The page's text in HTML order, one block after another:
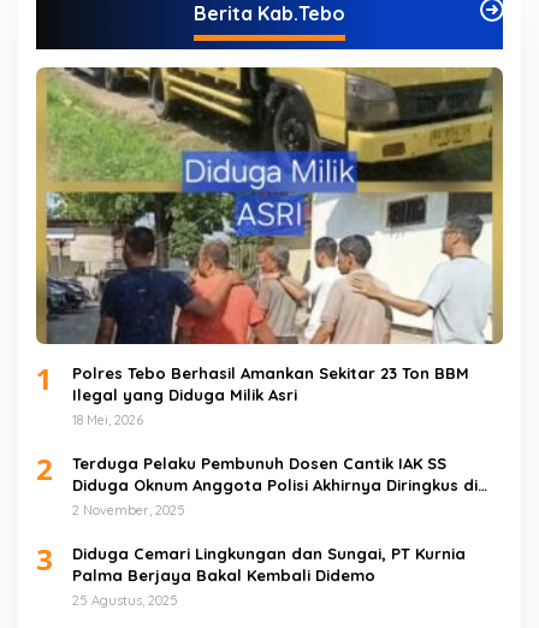
Berita Kab.Tebo
1
Polres Tebo Berhasil Amankan Sekitar 23 Ton BBM
Ilegal yang Diduga Milik Asri
18 Mei, 2026
2
Terduga Pelaku Pembunuh Dosen Cantik IAK SS
Diduga Oknum Anggota Polisi Akhirnya Diringkus di
Tebo Tengah
2 November, 2025
3
Diduga Cemari Lingkungan dan Sungai, PT Kurnia
Palma Berjaya Bakal Kembali Didemo
25 Agustus, 2025